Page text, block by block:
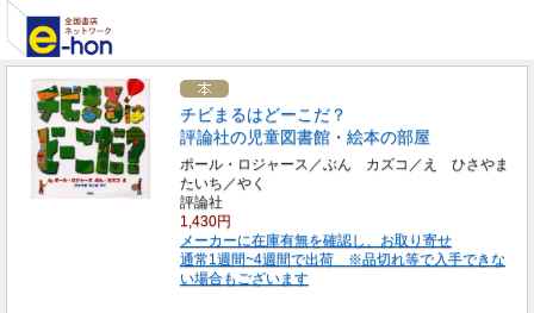
チビまるはどーこだ？
評論社の児童図書館・絵本の部屋
ポール・ロジャース／ぶん カズコ／え ひさやま
たいち／やく
評論社
1,430円
メーカーに在庫有無を確認し、お取り寄せ
通常1週間~4週間で出荷 ※品切れ等で入手できな
い場合もございます